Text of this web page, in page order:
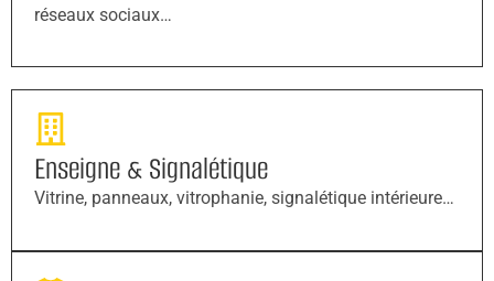
réseaux sociaux…
Enseigne & Signalétique
Vitrine, panneaux, vitrophanie, signalétique intérieure…